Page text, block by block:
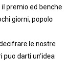
premio ed benche
giorni, popolo
le nostre
darti un’idea